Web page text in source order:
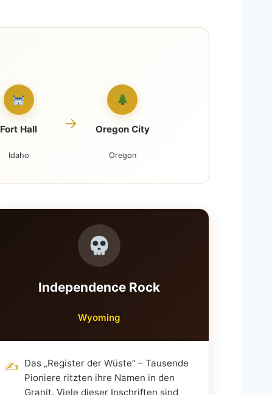
Fort Hall
Idaho
→ Oregon City
Oregon
Independence Rock
Wyoming
✍️ Das „Register der Wüste“ – Tausende
Pioniere ritzten ihre Namen in den
Granit. Viele dieser Inschriften sind